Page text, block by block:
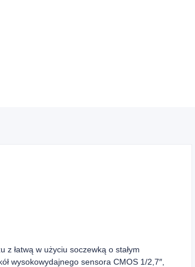
z łatwą w użyciu soczewką o stałym
wysokowydajnego sensora CMOS 1/2,7″,